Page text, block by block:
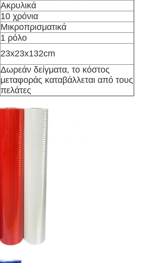
Ακρυλικά
10 χρόνια
Μικροπρισματικά
1 ρόλο
23x23x132cm
Δωρεάν δείγματα, το κόστος
μεταφοράς καταβάλλεται από τους
πελάτες